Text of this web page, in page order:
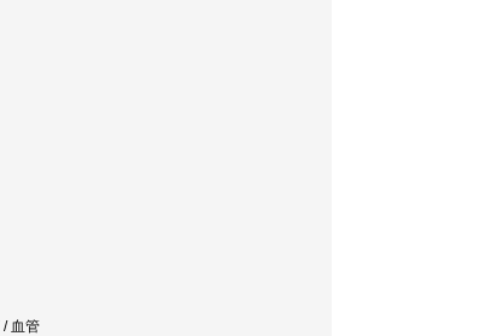
/ 血管